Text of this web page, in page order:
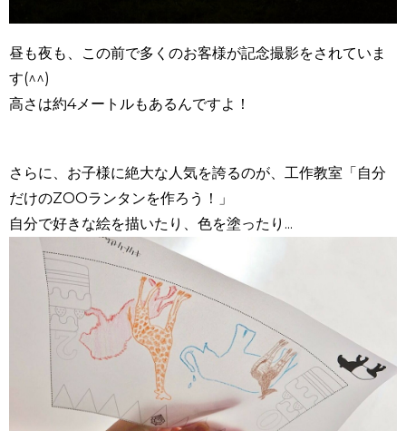
昼も夜も、この前で多くのお客様が記念撮影をされていま
す(^^)
高さは約4メートルもあるんですよ！
さらに、お子様に絶大な人気を誇るのが、工作教室「自分
だけのZOOランタンを作ろう！」
自分で好きな絵を描いたり、色を塗ったり...